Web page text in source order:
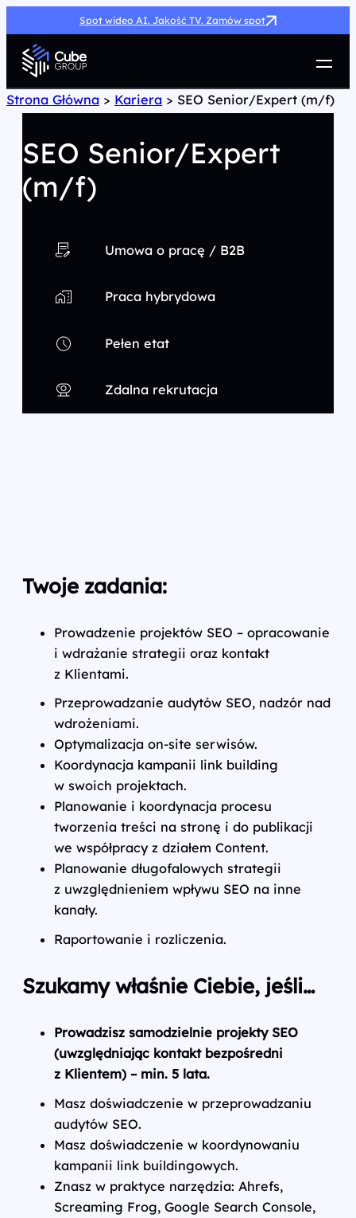
Spot wideo AI. Jakość TV. Zamów spot
Usługi
Case Study
Marketing Hub
O nas
Strona Główna > Kariera > SEO Senior/Expert (m/f)
SEO Senior/Expert
(m/f)
Umowa o pracę / B2B
Praca hybrydowa
Pełen etat
Zdalna rekrutacja
Twoje zadania:
Prowadzenie projektów SEO – opracowanie
i wdrażanie strategii oraz kontakt
z Klientami.
Przeprowadzanie audytów SEO, nadzór nad
wdrożeniami.
Optymalizacja on-site serwisów.
Koordynacja kampanii link building
w swoich projektach.
Planowanie i koordynacja procesu
tworzenia treści na stronę i do publikacji
we współpracy z działem Content.
Planowanie długofalowych strategii
z uwzględnieniem wpływu SEO na inne
kanały.
Raportowanie i rozliczenia.
Szukamy właśnie Ciebie, jeśli…
Prowadzisz samodzielnie projekty SEO
(uwzględniając kontakt bezpośredni
z Klientem) – min. 5 lata.
Masz doświadczenie w przeprowadzaniu
audytów SEO.
Masz doświadczenie w koordynowaniu
kampanii link buildingowych.
Znasz w praktyce narzędzia: Ahrefs,
Screaming Frog, Google Search Console,